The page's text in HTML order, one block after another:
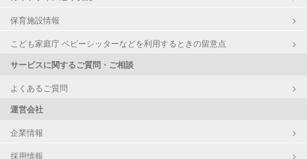
保育施設情報
こども家庭庁 ベビーシッターなどを利用するときの留意点
サービスに関するご質問・ご相談
よくあるご質問
運営会社
企業情報
採用情報